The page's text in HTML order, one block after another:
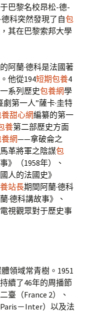
巴黎名校昂松-德-
科突然發現了自包
其在巴黎索邦大學
阿蘭·德科是法國著
他從194短期包養4
系列歷史包養網學
第一人”薩卡·圭特
甜心網編纂的第一
養第二部歷史方面
網——拿破侖之
革將軍之陰謀包
》（1958年）、
人的法國史》
站長期間阿蘭·德科
·德科講故事》、
視觀眾對于歷史事
領域常青樹。1951
續了46年的周播節
臺（France 2）、
－Inter）以及法